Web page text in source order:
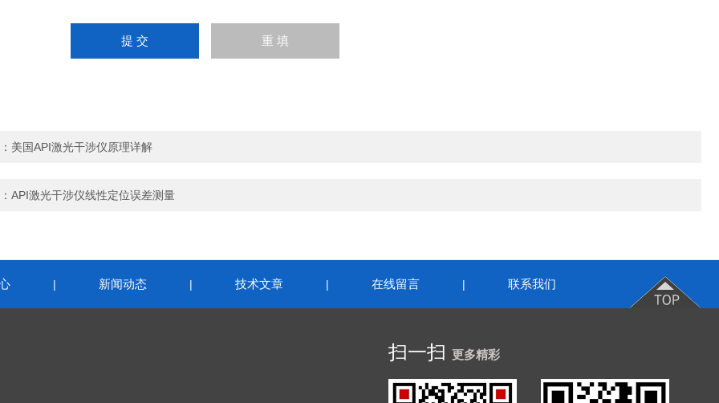
美国API激光干涉仪原理详解
API激光干涉仪线性定位误差测量
| 新闻动态 | 技术文章 | 在线留言 | 联系我们
扫一扫 更多精彩